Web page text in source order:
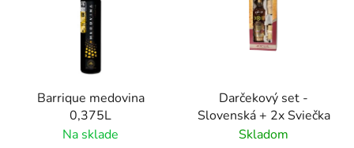
Barrique medovina
0,375L
Na sklade
Darčekový set -
Slovenská + 2x Sviečka
Skladom